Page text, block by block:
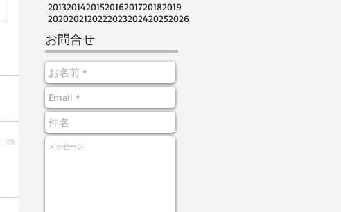
2013201420152016201720182019
2020202120222023202420252026
お問合せ